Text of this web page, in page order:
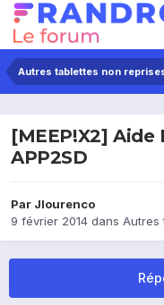
Autres tablettes non
[MEEP!X2]
APP2SD
Par Jlourenco
9 février 2014 dans Autres